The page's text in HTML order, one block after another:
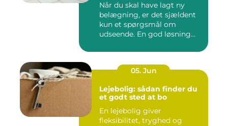
Når du skal have lagt ny
belægning, er det sjældent
kun et spørgsmål om
udseende. En god løsning
05. Jun
Lejebolig: sådan finder du
et godt sted at bo
En lejebolig giver
fleksibilitet, tryghed og